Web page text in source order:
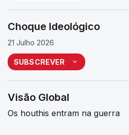
Choque Ideológico
21 Julho 2026
SUBSCREVER
Visão Global
Os houthis entram na guerra